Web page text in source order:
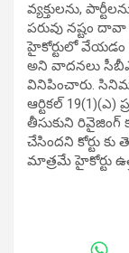
వ్యక్తులను,
పరువు నష్టం
హైకోర్టులో వేయడం
అని వాదనలు
వినిపించారు.
ఆర్టికల్ 19(1)(ఎ)
తీసుకుని రివైజింగ్
చేసిందని కోర్టు
మాత్రమే హైకోర్టు